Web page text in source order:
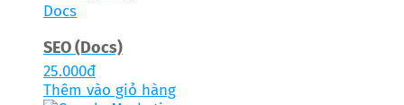
Docs
SEO (Docs)
25.000đ
Thêm vào giỏ hàng